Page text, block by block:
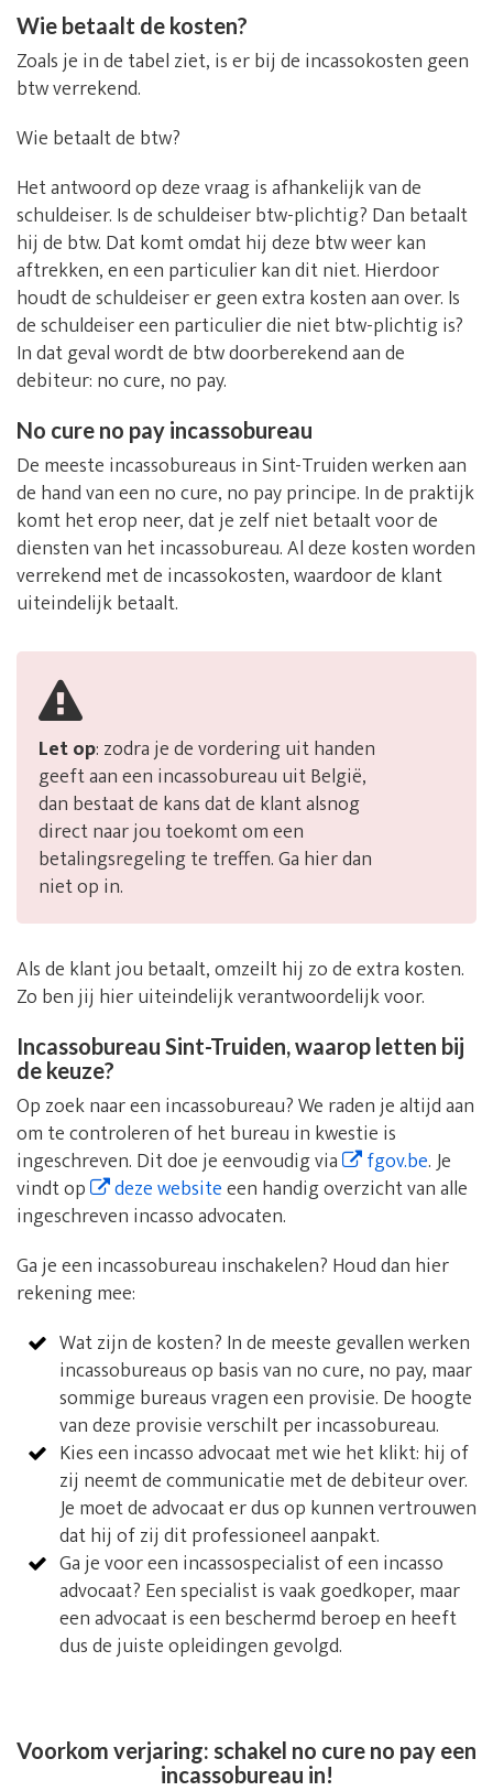
Wie betaalt de kosten?
Zoals je in de tabel ziet, is er bij de incassokosten geen
btw verrekend.
Wie betaalt de btw?
Het antwoord op deze vraag is afhankelijk van de
schuldeiser. Is de schuldeiser btw-plichtig? Dan betaalt
hij de btw. Dat komt omdat hij deze btw weer kan
aftrekken, en een particulier kan dit niet. Hierdoor
houdt de schuldeiser er geen extra kosten aan over. Is
de schuldeiser een particulier die niet btw-plichtig is?
In dat geval wordt de btw doorberekend aan de
debiteur: no cure, no pay.
No cure no pay incassobureau
De meeste incassobureaus in Sint-Truiden werken aan
de hand van een no cure, no pay principe. In de praktijk
komt het erop neer, dat je zelf niet betaalt voor de
diensten van het incassobureau. Al deze kosten worden
verrekend met de incassokosten, waardoor de klant
uiteindelijk betaalt.
Let op: zodra je de vordering uit handen
geeft aan een incassobureau uit België,
dan bestaat de kans dat de klant alsnog
direct naar jou toekomt om een
betalingsregeling te treffen. Ga hier dan
niet op in.
Als de klant jou betaalt, omzeilt hij zo de extra kosten.
Zo ben jij hier uiteindelijk verantwoordelijk voor.
Incassobureau Sint-Truiden, waarop letten bij
de keuze?
Op zoek naar een incassobureau? We raden je altijd aan
om te controleren of het bureau in kwestie is
ingeschreven. Dit doe je eenvoudig via
fgov.be. Je
vindt op
deze websiteeen handig overzicht van alle
ingeschreven incasso advocaten.
Ga je een incassobureau inschakelen? Houd dan hier
rekening mee:
Wat zijn de kosten? In de meeste gevallen werken
incassobureaus op basis van no cure, no pay, maar
sommige bureaus vragen een provisie. De hoogte
van deze provisie verschilt per incassobureau.
Kies een incasso advocaat met wie het klikt: hij of
zij neemt de communicatie met de debiteur over.
Je moet de advocaat er dus op kunnen vertrouwen
dat hij of zij dit professioneel aanpakt.
Ga je voor een incassospecialist of een incasso
advocaat? Een specialist is vaak goedkoper, maar
een advocaat is een beschermd beroep en heeft
dus de juiste opleidingen gevolgd.
Voorkom verjaring: schakel no cure no pay een
incassobureau in!